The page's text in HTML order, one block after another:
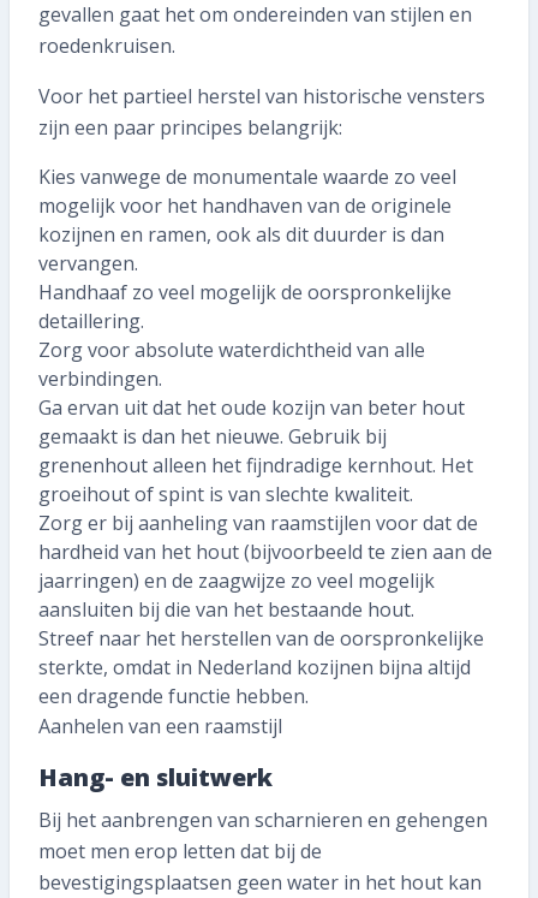
gevallen gaat het om ondereinden van stijlen en
roedenkruisen.
Voor het partieel herstel van historische vensters
zijn een paar principes belangrijk:
Kies vanwege de monumentale waarde zo veel
mogelijk voor het handhaven van de originele
kozijnen en ramen, ook als dit duurder is dan
vervangen.
Handhaaf zo veel mogelijk de oorspronkelijke
detaillering.
Zorg voor absolute waterdichtheid van alle
verbindingen.
Ga ervan uit dat het oude kozijn van beter hout
gemaakt is dan het nieuwe. Gebruik bij
grenenhout alleen het fijndradige kernhout. Het
groeihout of spint is van slechte kwaliteit.
Zorg er bij aanheling van raamstijlen voor dat de
hardheid van het hout (bijvoorbeeld te zien aan de
jaarringen) en de zaagwijze zo veel mogelijk
aansluiten bij die van het bestaande hout.
Streef naar het herstellen van de oorspronkelijke
sterkte, omdat in Nederland kozijnen bijna altijd
een dragende functie hebben.
Aanhelen van een raamstijl
Hang- en sluitwerk
Bij het aanbrengen van scharnieren en gehengen
moet men erop letten dat bij de
bevestigingsplaatsen geen water in het hout kan